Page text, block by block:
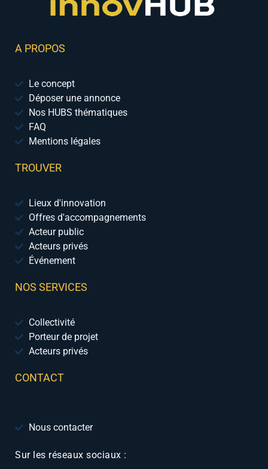
A PROPOS
Le concept
Déposer une annonce
Nos HUBS thématiques
FAQ
Mentions légales
TROUVER
Lieux d'innovation
Offres d'accompagnements
Acteur public
Acteurs privés
Événement
NOS SERVICES
Collectivité
Porteur de projet
Acteurs privés
CONTACT
Nous contacter
Sur les réseaux sociaux :